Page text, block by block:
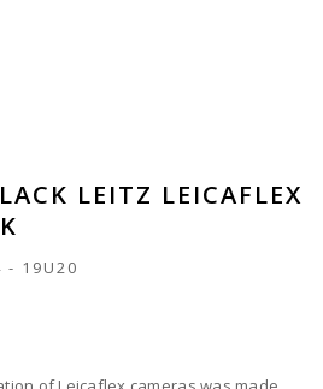
LEITZ LEICAFLEX
- 19U20